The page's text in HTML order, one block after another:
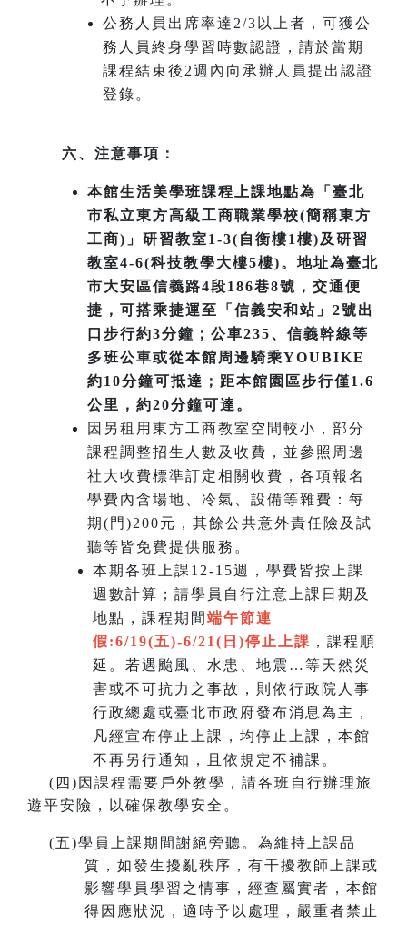
公務人員出席率達2/3以上者，可獲公
務人員終身學習時數認證，請於當期
課程結束後2週內向承辦人員提出認證
登錄。
六、注意事項：
本館生活美學班課程上課地點為「臺北
市私立東方高級工商職業學校(簡稱東方
工商)」研習教室1-3(自衡樓1樓)及研習
教室4-6(科技教學大樓5樓)。地址為臺北
市大安區信義路4段186巷8號，交通便
捷，可搭乘捷運至「信義安和站」2號出
口步行約3分鐘；公車235、信義幹線等
多班公車或從本館周邊騎乘YOUBIKE
約10分鐘可抵達；距本館園區步行僅1.6
公里，約20分鐘可達。
因另租用東方工商教室空間較小，部分
課程調整招生人數及收費，並參照周邊
社大收費標準訂定相關收費，各項報名
學費內含場地、冷氣、設備等雜費：每
期(門)200元，其餘公共意外責任險及試
聽等皆免費提供服務。
本期各班上課12-15週，學費皆按上課
週數計算；請學員自行注意上課日期及
地點，課程期間 端午節連
假:6/19(五)-6/21(日)停止上課 ，課程順
延。若遇颱風、水患、地震…等天然災
害或不可抗力之事故，則依行政院人事
行政總處或臺北市政府發布消息為主，
凡經宣布停止上課，均停止上課，本館
不再另行通知，且依規定不補課。
( 四)因課程需要戶外教學，請各班自行辦理旅
遊平安險，以確保教學安全。
(五)學員上課期間謝絕旁聽。為維持上課品
質，如發生擾亂秩序，有干擾教師上課或
影響學員學習之情事，經查屬實者，本館
得因應狀況，適時予以處理，嚴重者禁止